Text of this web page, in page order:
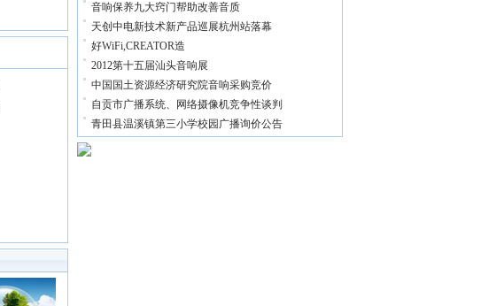
音响保养九大窍门帮助改善音质
天创中电新技术新产品巡展杭州站落幕
好WiFi,CREATOR造
2012第十五届汕头音响展
中国国土资源经济研究院音响采购竞价
自贡市广播系统、网络摄像机竞争性谈判
青田县温溪镇第三小学校园广播询价公告